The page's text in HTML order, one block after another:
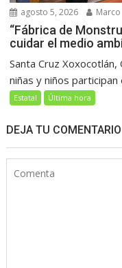
agosto 5, 2026 Marco
“Fábrica de
cuidar el medio
Santa Cruz
niñas y niños participan
Estatal Última hora
DEJA TU COMENTARIO